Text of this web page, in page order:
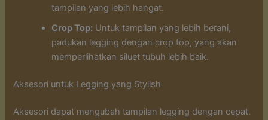
tampilan yang lebih hangat.
Crop Top: Untuk tampilan yang lebih berani,
padukan legging dengan crop top, yang akan
memperlihatkan siluet tubuh lebih baik.
Aksesori untuk Legging yang Stylish
Aksesori dapat mengubah tampilan legging dengan cepat.